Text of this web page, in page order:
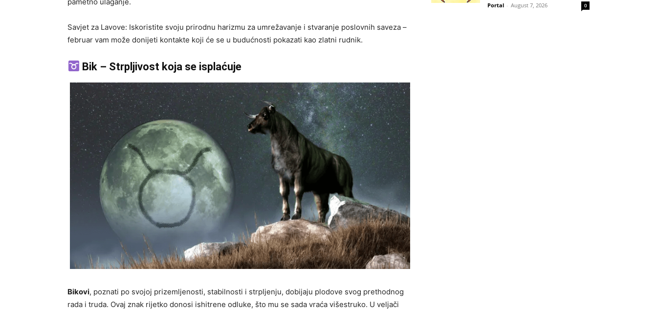
Savjet za Lavove: Iskoristite svoju prirodnu harizmu za umrežavanje i stvaranje poslovnih saveza –
februar vam može donijeti kontakte koji će se u budućnosti pokazati kao zlatni rudnik.
Bik – Strpljivost koja se isplaćuje
Bikovi, poznati po svojoj prizemljenosti, stabilnosti i strpljenju, dobijaju plodove svog prethodnog
rada i truda. Ovaj znak rijetko donosi ishitrene odluke, što mu se sada vraća višestruko. U veljači
Portal - August 7, 2026 0